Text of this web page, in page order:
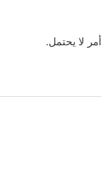
أمر لا يحتمل.